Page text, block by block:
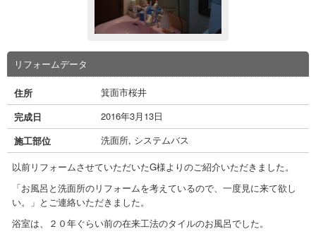
リフォームデータ
住所
箕面市桜井
完成日
2016年3月13日
施工部位
洗面所, システムバス
以前リフォームさせていただいたG様よりのご紹介いただきました。
「お風呂と洗面所のリフォームを考えているので、一度見に来て欲し
い。」とご連絡いただきました。
浴室は、２０年ぐらい前の在来工法のタイルのお風呂でした。